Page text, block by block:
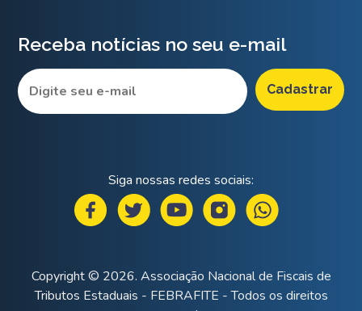
Receba notícias no seu e-mail
Siga nossas redes sociais:
Copyright © 2026. Associação Nacional de Fiscais de
Tributos Estaduais - FEBRAFITE - Todos os direitos